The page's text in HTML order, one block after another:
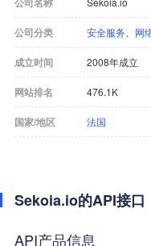
公司分类 安全服务 网
成立时间 2008年成立
网站排名 476.1K
国家/地区 法国
Sekoia.io的API接口
API产品信息